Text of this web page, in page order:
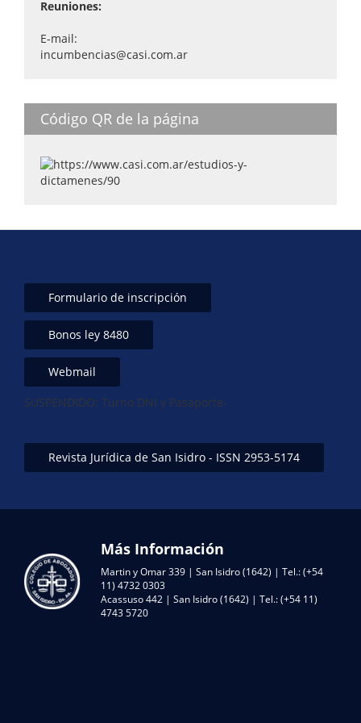
Reuniones:
E-mail:
incumbencias@casi.com.ar
Código QR de la página
Formulario de inscripción
Bonos ley 8480
Webmail
SUSPENDIDO: Turno DNI y Pasaporte-
Revista Jurídica de San Isidro - ISSN 2953-5174
Más Información
Martin y Omar 339 | San Isidro (1642) | Tel.: (+54
11) 4732 0303
Acassuso 442 | San Isidro (1642) | Tel.: (+54 11)
4743 5720